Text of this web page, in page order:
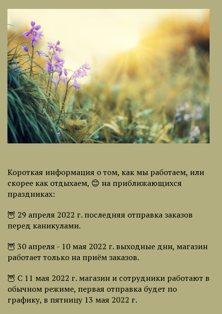
Короткая информация о том, как мы работаем, или
скорее как отдыхаем, 😊 на приближающихся
праздниках:
🦉 29 апреля 2022 г. последняя отправка заказов
перед каникулами.
🦉 30 апреля - 10 мая 2022 г. выходные дни, магазин
работает только на приём заказов.
🦉 С 11 мая 2022 г. магазин и сотрудники работают в
обычном режиме, первая отправка будет по
графику, в пятницу 13 мая 2022 г.